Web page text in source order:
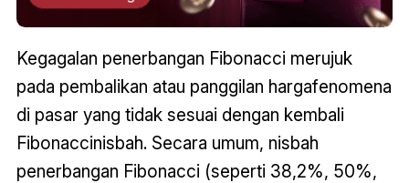
Kegagalan penerbangan Fibonacci merujuk
pada pembalikan atau panggilan hargafenomena
di pasar yang tidak sesuai dengan kembali
Fibonaccinisbah. Secara umum, nisbah
penerbangan Fibonacci (seperti 38,2%, 50%,